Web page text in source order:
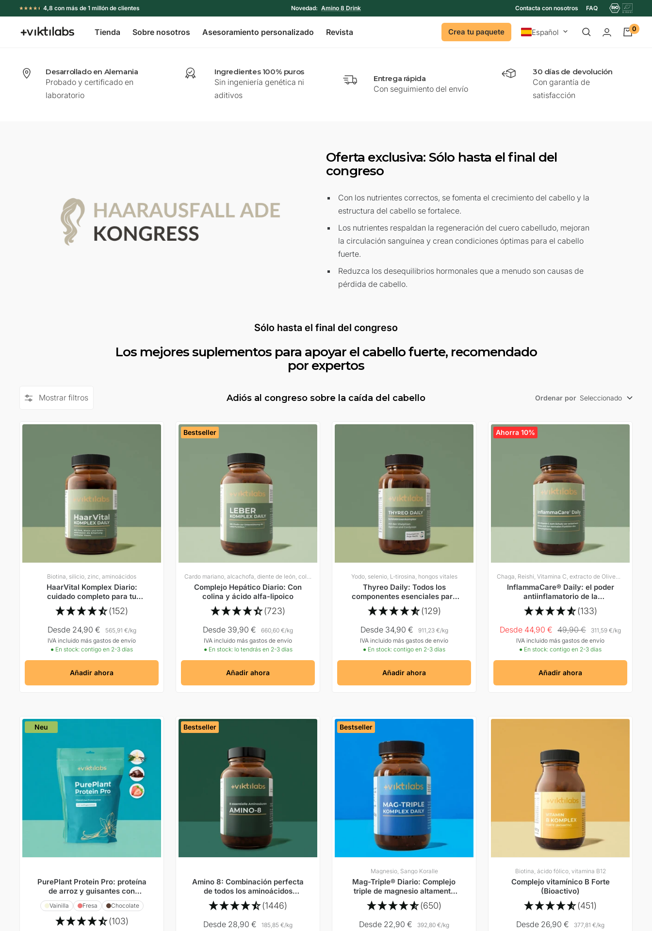
directamente
4,8 con más de 1 millón de clientes Novedad: Amino 8 Drink Contacta con nosotros FAQ
Tienda Sobre nosotros Asesoramiento personalizado Revista
Viktilabs Crea tu paquete IdiomaEspañol 0
Desarrollado en Alemania
Probado y certificado en
laboratorio
Ingredientes 100% puros
Sin ingeniería genética ni
aditivos
Entrega rápida
Con seguimiento del envío
30 días de devolución
Con garantía de
satisfacción
Oferta exclusiva: Sólo hasta el final del
congreso
Con los nutrientes correctos, se fomenta el crecimiento del cabello y la
estructura del cabello se fortalece.
Los nutrientes respaldan la regeneración del cuero cabelludo, mejoran
la circulación sanguínea y crean condiciones óptimas para el cabello
fuerte.
Reduzca los desequilibrios hormonales que a menudo son causas de
pérdida de cabello.
Sólo hasta el final del congreso
Los mejores suplementos para apoyar el cabello fuerte, recomendado
por expertos
Mostrar filtros Adiós al congreso sobre la caída del cabello Ordenar por Seleccionado
Biotina, silicio, zinc, aminoácidos
HaarVital Komplex Diario:
cuidado completo para tu
cabello
(152)
Precio
Oferta
Desde 24,90 € 565,91 €/kg
IVA incluido más gastos de envío
● En stock: contigo en 2-3 días
Añadir ahora
Bestseller
Cardo mariano, alcachofa, diente de león, colina
Complejo Hepático Diario: Con
colina y ácido alfa-lipoico
(723)
Precio
Oferta
Desde 39,90 € 660,60 €/kg
IVA incluido más gastos de envío
● En stock: lo tendrás en 2-3 días
Añadir ahora
Yodo, selenio, L-tirosina, hongos vitales
Thyreo Daily: Todos los
componentes esenciales para
la producción de hormonas
tiroideas (129)
Precio
Oferta
Desde 34,90 € 911,23 €/kg
IVA incluido más gastos de envío
● En stock: contigo en 2-3 días
Añadir ahora
Ahorra 10%
Chaga, Reishi, Vitamina C, extracto de OliveBlatte
InflammaCare® Daily: el poder
antiinflamatorio de la
naturaleza
(133)
Precio
Oferta
Desde 44,90 € Precio
normal
49,90 € 311,59 €/kg
IVA incluido más gastos de envío
● En stock: contigo en 2-3 días
Añadir ahora
Neu
PurePlant Protein Pro: proteína
de arroz y guisantes con
cáscara de psyllium, fibra de
acacia, L-glutamina y enzimas
Vainilla Fresa Chocolate
(103)
Bestseller
Amino 8: Combinación perfecta
de todos los aminoácidos
esenciales según el Prof. Dr.
Lucà-Moretti(1446)
Precio
Desde 28,90 € 185,85 €/kg
Bestseller
Magnesio, Sango Koralle
Mag-Triple® Diario: Complejo
triple de magnesio altamente
compatible sin citratos
(650)
Precio
Desde 22,90 € 392,80 €/kg
Biotina, ácido fólico, vitamina B12
Complejo vitamínico B Forte
(Bioactivo)
(451)
Precio
Desde 26,90 € 377,81 €/kg